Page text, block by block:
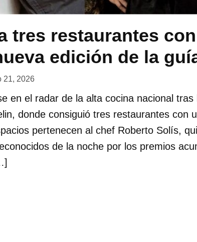
tres restaurantes
edición de la
21, 2026
en el radar de la alta cocina nacional
donde consiguió tres restaurantes con
pertenecen al chef Roberto Solís,
de la noche por los premios